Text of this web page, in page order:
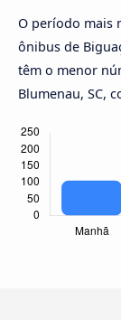
O período mais
ônibus de
têm o menor
Blumenau, SC,